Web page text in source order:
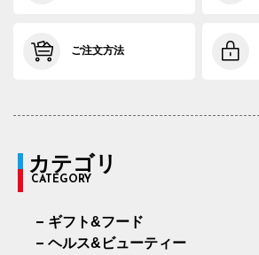
ご注文方法
カテゴリ
CATEGORY
ギフト&フード
ヘルス&ビューティー